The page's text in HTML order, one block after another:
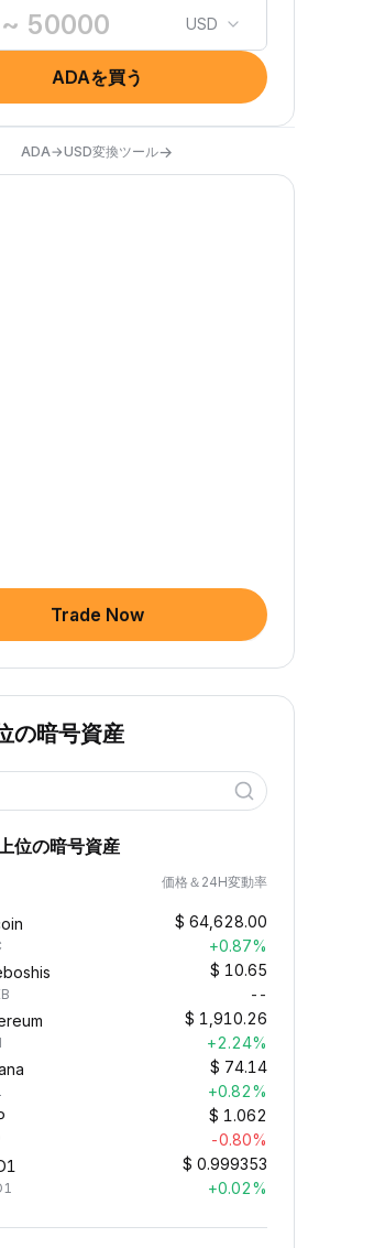
USD
ADAを買う
ADA→USD変換ツール→
Trade Now
の暗号資産
位の暗号資産
価格＆24H変動率
$ 64,628.00
+0.87%
$ 10.65
--
$ 1,910.26
+2.24%
$ 74.14
+0.82%
$ 1.062
-0.80%
$ 0.999353
+0.02%